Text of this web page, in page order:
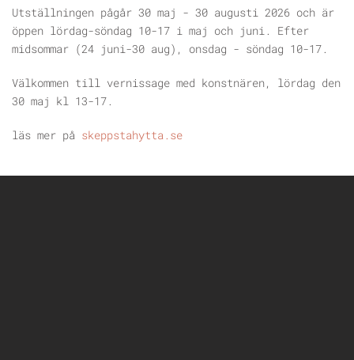
Utställningen pågår 30 maj - 30 augusti 2026 och är
öppen lördag-söndag 10-17 i maj och juni. Efter
midsommar (24 juni-30 aug), onsdag - söndag 10-17.
Välkommen till vernissage med konstnären, lördag den
30 maj kl 13-17.
läs mer på skeppstahytta.se